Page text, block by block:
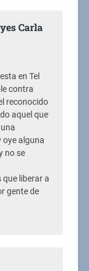
Carla
en Tel
contra
reconocido
aquel que
oye alguna
no se
liberar a
gente de